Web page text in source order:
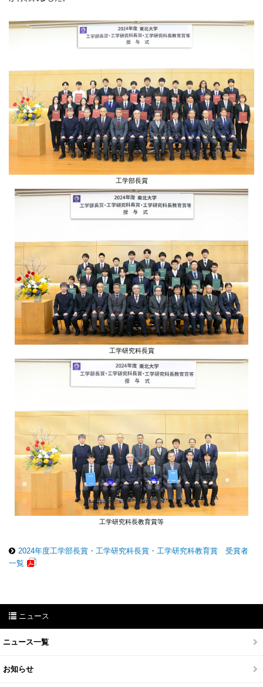
工学部長賞
工学研究科長賞
工学研究科長教育賞等
2024年度工学部長賞・工学研究科長賞・工学研究科教育賞 受賞者
一覧
ニュース
ニュース一覧
お知らせ